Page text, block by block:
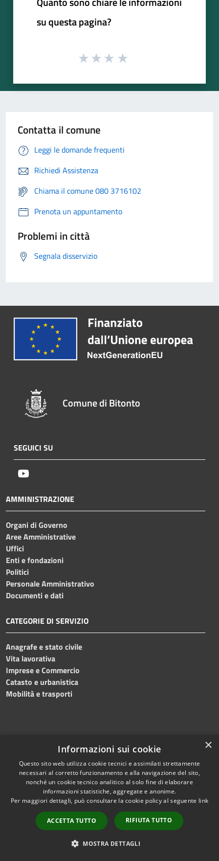
su questa pagina?
Contatta il comune
Leggi le domande frequenti
Richiedi Assistenza
Chiama il comune 080 3716102
Prenota un appuntamento
Problemi in città
Segnala disservizio
Comune di Bitonto
SEGUICI SU
AMMINISTRAZIONE
Organi di Governo
Aree Amministrative
Uffici
Enti e fondazioni
Politici
Personale Amministrativo
Documenti e dati
CATEGORIE DI SERVIZIO
Anagrafe e stato civile
Vita lavorativa
Imprese e Commercio
Catasto e urbanistica
Mobilità e trasporti
Educazione e formazione
Giustizia e sicurezza pubblica
Tributi, finanze e contravvenzioni
Ambiente
Salute, benessere e assistenza
Autorizzazioni
×
Informazioni sui cookie
Questo sito web utilizza cookie tecnici e assimilati strettamente
necessari al corretto funzionamento e alla navigazione del sito,
nonché un cookie tecnico analitico al solo fine di elaborare
informazioni statistiche, aggregate e anonime.
Per maggiori dettagli, può consultare la cookie policy al seguente link
ACCETTA TUTTO RIFIUTA TUTTO
MOSTRA DETTAGLI